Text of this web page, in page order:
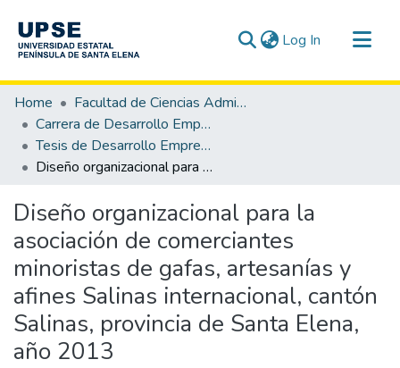
Log In (current)
Communities & Collections
All of DSpace
Statistics
Home
Facultad de Ciencias Administrativas
Carrera de Desarrollo Empresarial
Tesis de Desarrollo Empresarial
Diseño organizacional para la asociación de comerciantes minoristas de gafas, artesanías y afines Salinas internacional, cantón Salinas, provincia de Santa Elena, año 2013
Diseño organizacional para la
asociación de comerciantes
minoristas de gafas, artesanías y
afines Salinas internacional, cantón
Salinas, provincia de Santa Elena,
año 2013